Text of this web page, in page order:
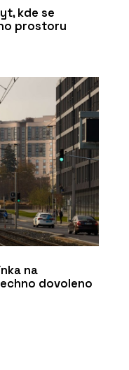
kde se
prostoru
na
dovoleno